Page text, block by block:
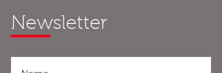
Newsletter